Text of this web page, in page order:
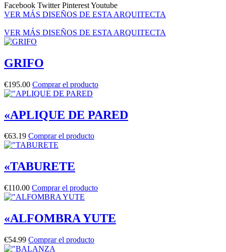
Facebook Twitter PinterestYoutube
VER MÁS DISEÑOS DE ESTA ARQUITECTA
VER MÁS DISEÑOS DE ESTA ARQUITECTA
GRIFO
€195.00 Comprar el producto
«APLIQUE DE PARED
€63.19 Comprar el producto
«TABURETE
€110.00 Comprar el producto
«ALFOMBRA YUTE
€54.99 Comprar el producto